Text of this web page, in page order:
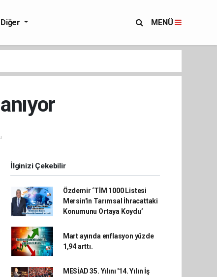
Diğer MENÜ
İlginizi Çekebilir
Özdemir ‘TİM 1000 Listesi
Mersin'in Tarımsal İhracattaki
Konumunu Ortaya Koydu’
Mart ayında enflasyon yüzde
1,94 arttı.
MESİAD 35. Yılını '14. Yılın İş